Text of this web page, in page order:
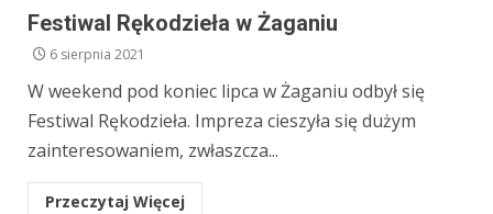
Festiwal Rękodzieła w Żaganiu
6 sierpnia 2021
W weekend pod koniec lipca w Żaganiu odbył się
Festiwal Rękodzieła. Impreza cieszyła się dużym
zainteresowaniem, zwłaszcza...
Przeczytaj Więcej